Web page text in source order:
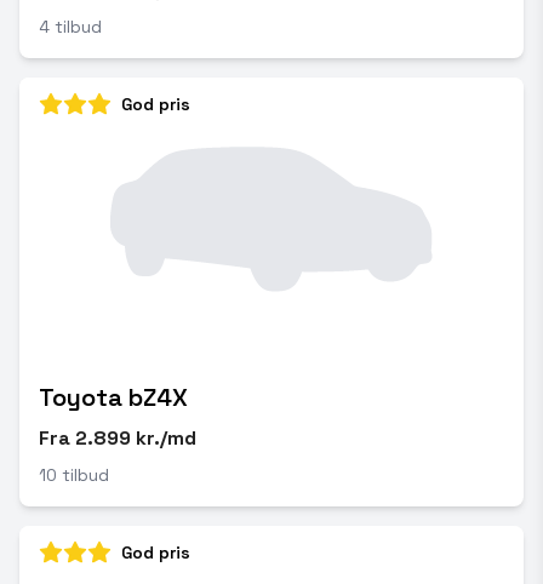
4 tilbud
God pris
Toyota bZ4X
Fra 2.899 kr./md
10 tilbud
God pris